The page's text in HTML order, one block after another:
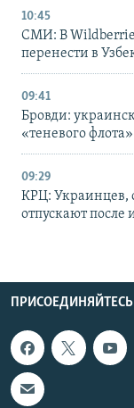
10:45
СМИ: В
перенести в
09:41
Бровди:
«теневого
09:29
КРЦ: Украинцев,
отпускают после